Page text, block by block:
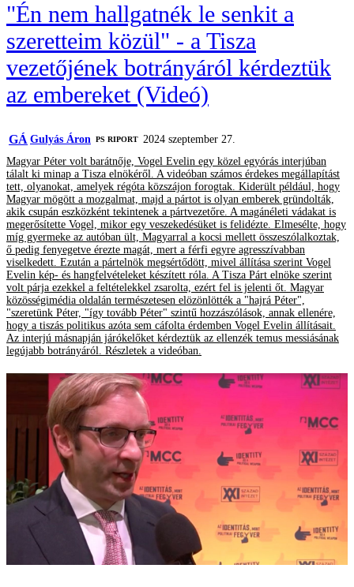
"Én nem hallgatnék le senkit a
szeretteim közül" - a Tisza
vezetőjének botrányáról kérdeztük
az embereket (Videó)
GÁ Gulyás Áron ‎PS RIPORT 2024 szeptember 27.
Magyar Péter volt barátnője, Vogel Evelin egy közel egyórás interjúban
tálalt ki minap a Tisza elnökéről. A videóban számos érdekes megállapítást
tett, olyanokat, amelyek régóta közszájon forogtak. Kiderült például, hogy
Magyar mögött a mozgalmat, majd a pártot is olyan emberek gründolták,
akik csupán eszközként tekintenek a pártvezetőre. A magánéleti vádakat is
megerősítette Vogel, mikor egy veszekedésüket is felidézte. Elmesélte, hogy
míg gyermeke az autóban ült, Magyarral a kocsi mellett összeszólalkoztak,
ő pedig fenyegetve érezte magát, mert a férfi egyre agresszívabban
viselkedett. Ezután a pártelnök megsértődött, mivel állítása szerint Vogel
Evelin kép- és hangfelvételeket készített róla. A Tisza Párt elnöke szerint
volt párja ezekkel a feltételekkel zsarolta, ezért fel is jelenti őt. Magyar
közösségimédia oldalán természetesen elözönlötték a "hajrá Péter",
"szeretünk Péter, "így tovább Péter" szintű hozzászólások, annak ellenére,
hogy a tiszás politikus azóta sem cáfolta érdemben Vogel Evelin állításait.
Az interjú másnapján járókelőket kérdeztük az ellenzék temus messiásának
legújabb botrányáról. Részletek a videóban.